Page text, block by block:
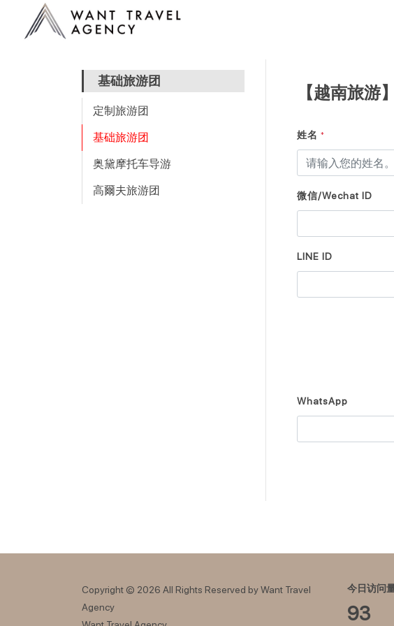
基础旅游团
定制旅游团
基础旅游团
奥黛摩托车导游
高爾夫旅游团
【越南旅游
姓名 *
微信/Wechat ID
LINE ID
WhatsApp
Copyright © 2026 All Rights Reserved by Want Travel
Agency
今日访问
93